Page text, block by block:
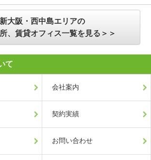
新大阪・西中島エリアの
、賃貸オフィス一覧を見る＞＞
て
会社案内
契約実績
お問い合わせ